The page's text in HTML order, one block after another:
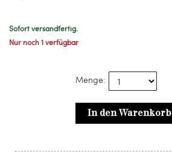
Sofort versandfertig.
Nur noch 1 verfügbar
Menge:
In den Warenkorb